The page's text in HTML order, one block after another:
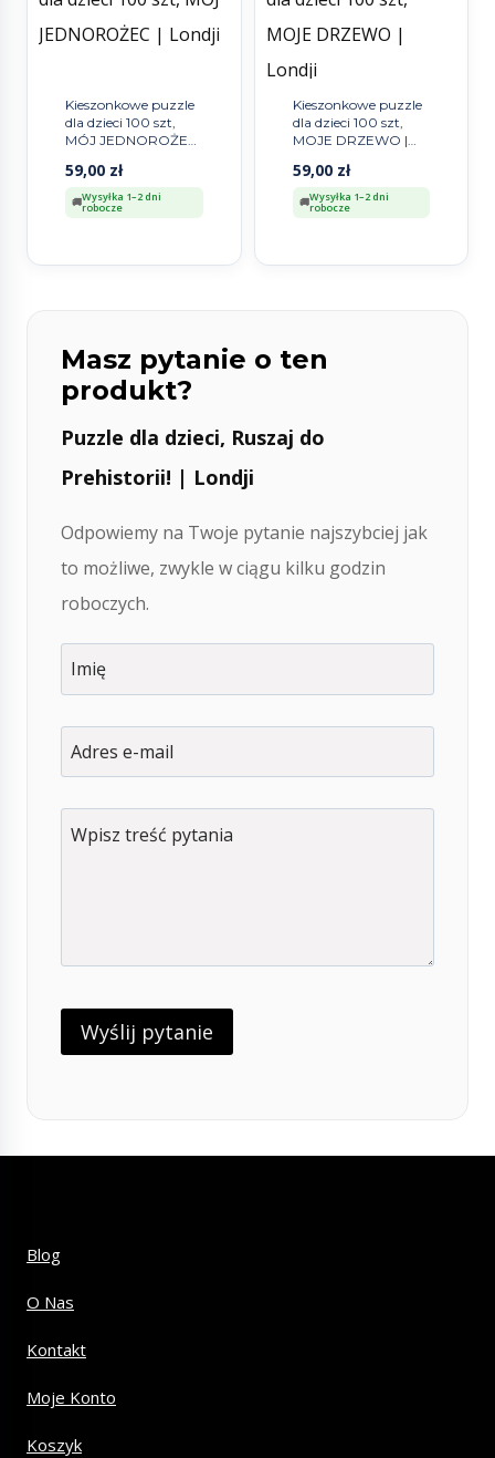
Kieszonkowe puzzle
dla dzieci 100 szt,
MÓJ JEDNOROŻEC
59,00 zł
Wysyłka 1–2 dni
robocze
Kieszonkowe puzzle
dla dzieci 100 szt,
MOJE DRZEWO |
59,00 zł
Wysyłka 1–2 dni
robocze
Masz pytanie o ten
produkt?
Puzzle dla dzieci, Ruszaj do
Prehistorii! | Londji
Odpowiemy na Twoje pytanie najszybciej jak
to możliwe, zwykle w ciągu kilku godzin
roboczych.
Blog
O Nas
Kontakt
Moje Konto
Koszyk